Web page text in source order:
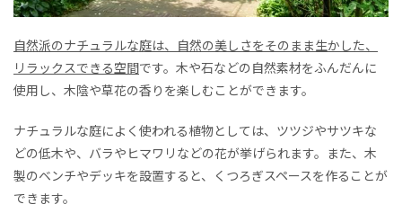
自然派のナチュラルな庭は、自然の美しさをそのまま生かした、
リラックスできる空間です。木や石などの自然素材をふんだんに
使用し、木陰や草花の香りを楽しむことができます。
ナチュラルな庭によく使われる植物としては、ツツジやサツキな
どの低木や、バラやヒマワリなどの花が挙げられます。また、木
製のベンチやデッキを設置すると、くつろぎスペースを作ることが
できます。